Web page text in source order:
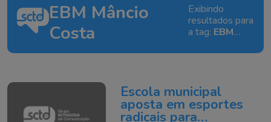
EBM Mâncio
Costa
Exibindo
resultados para
a tag: EBM
Escola municipal
aposta em esportes
radicais para